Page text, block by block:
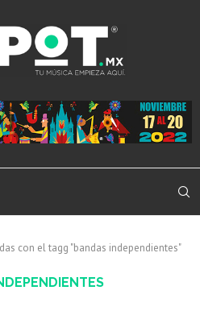
con el tagg "bandas independientes"